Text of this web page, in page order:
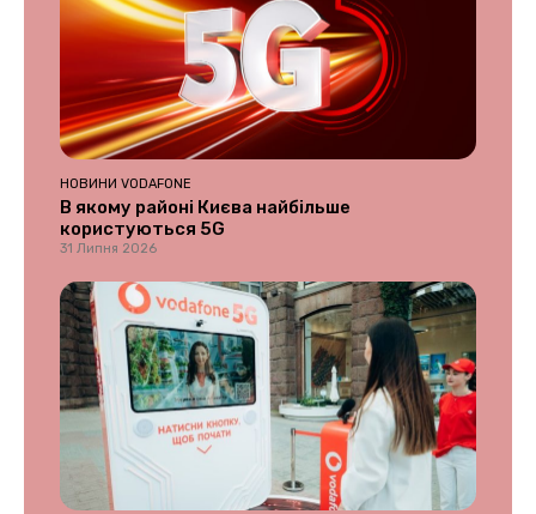
НОВИНИ VODAFONE
В якому районі Києва найбільше
користуються 5G
31 Липня 2026